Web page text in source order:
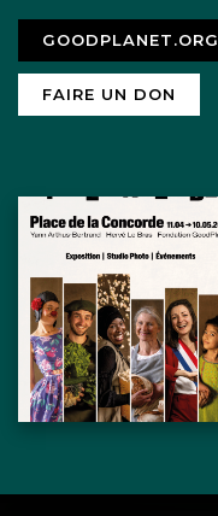
GOODPLANET.ORG
FAIRE UN DON